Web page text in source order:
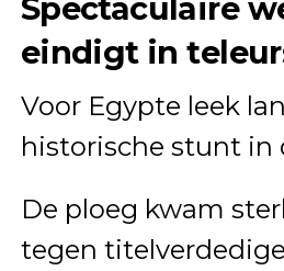
Spectaculaire
eindigt in
Voor Egypte leek
historische stunt in
De ploeg kwam
tegen